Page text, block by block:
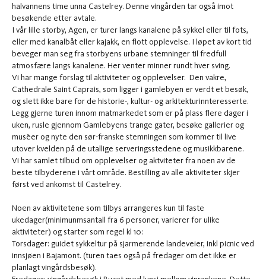
halvannens time unna Castelrey. Denne vingården tar også imot
besøkende etter avtale.
I vår lille storby, Agen, er turer langs kanalene på sykkel eller til fots,
eller med kanalbåt eller kajakk, en flott opplevelse. I løpet av kort tid
beveger man seg fra storbyens urbane stemninger til fredfull
atmosfære langs kanalene. Her venter minner rundt hver sving.
Vi har mange forslag til aktiviteter og opplevelser. Den vakre,
Cathedrale Saint Caprais, som ligger i gamlebyen er verdt et besøk,
og slett ikke bare for de historie-, kultur- og arkitekturinnteresserte.
Legg gjerne turen innom matmarkedet som er på plass flere dager i
uken, rusle gjennom Gamlebyens trange gater, besøke gallerier og
musèer og nyte den sør-franske stemningen som kommer til live
utover kvelden på de utallige serveringsstedene og musikkbarene.
Vi har samlet tilbud om opplevelser og aktviteter fra noen av de
beste tilbyderene i vårt område. Bestilling av alle aktiviteter skjer
først ved ankomst til Castelrey.
Noen av aktivitetene som tilbys arrangeres kun til faste
ukedager(minimunmsantall fra 6 personer, varierer for ulike
aktiviteter) og starter som regel kl 10:
Torsdager: guidet sykkeltur på sjarmerende landeveier, inkl picnic ved
innsjøen i Bajamont. (turen taes også på fredager om det ikke er
planlagt vingårdsbesøk).